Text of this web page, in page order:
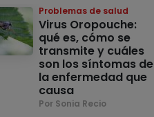
Problemas de salud
Virus Oropouche:
qué es, cómo se
transmite y cuáles
son los síntomas de
la enfermedad que
causa
Por Sonia Recio